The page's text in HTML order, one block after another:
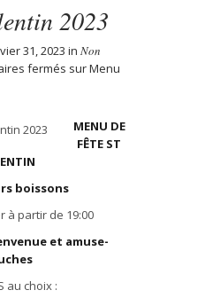
2023
31, 2023 in Non
fermés sur Menu
MENU DE
FÊTE ST
boissons
à partir de 19:00
et amuse-
au choix :